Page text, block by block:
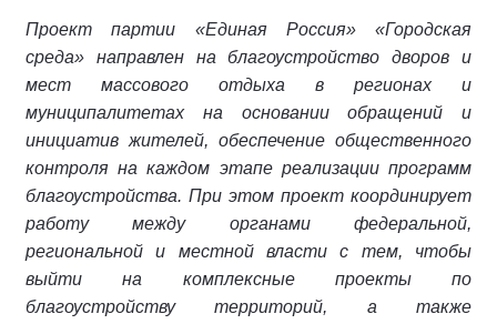
Проект партии «Единая Россия» «Городская
среда» направлен на благоустройство дворов и
мест массового отдыха в регионах и
муниципалитетах на основании обращений и
инициатив жителей, обеспечение общественного
контроля на каждом этапе реализации программ
благоустройства. При этом проект координирует
работу между органами федеральной,
региональной и местной власти с тем, чтобы
выйти на комплексные проекты по
благоустройству территорий, а также